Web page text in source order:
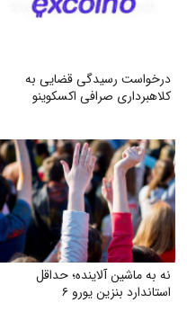
درخواست رسیدگی قضایی به
کلاهبرداری صرافی اکسکوینو
نه به ماشین آلاینده؛ حداقل
استاندارد بنزین یورو ۶